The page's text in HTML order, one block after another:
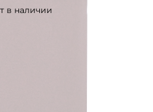
в наличии